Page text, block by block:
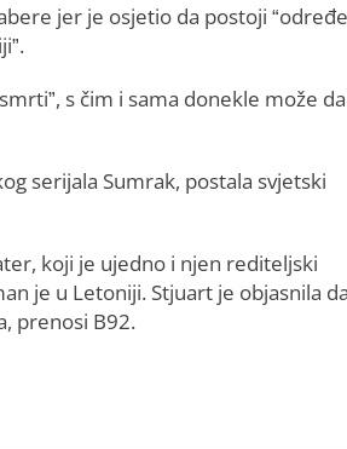
jer je osjetio da postoji
s čim i sama donekle može
serijala Sumrak, postala svjetski
koji je ujedno i njen rediteljski
je u Letoniji. Stjuart je objasnila
prenosi B92.